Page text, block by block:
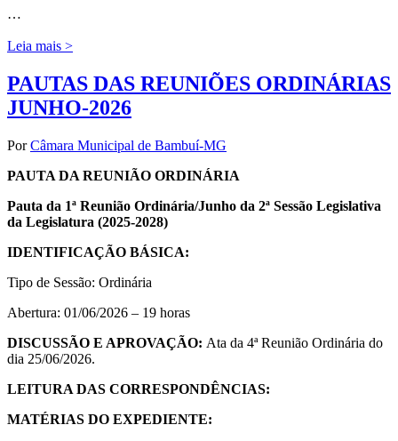
…
Leia mais >
PAUTAS DAS REUNIÕES ORDINÁRIAS
JUNHO-2026
PorCâmara Municipal de Bambuí-MG
PAUTA DA REUNIÃO ORDINÁRIA
Pauta da 1ª Reunião Ordinária/Junho da 2ª Sessão Legislativa
da Legislatura (2025-2028)
IDENTIFICAÇÃO BÁSICA:
Tipo de Sessão: Ordinária
Abertura: 01/06/2026 – 19 horas
DISCUSSÃO E APROVAÇÃO: Ata da 4ª Reunião Ordinária do
dia 25/06/2026.
LEITURA DAS CORRESPONDÊNCIAS:
MATÉRIAS DO EXPEDIENTE: